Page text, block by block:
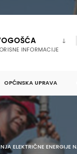
INFORMACIJE
OPĆINSKA UPRAVA
ELEKTRIČNE